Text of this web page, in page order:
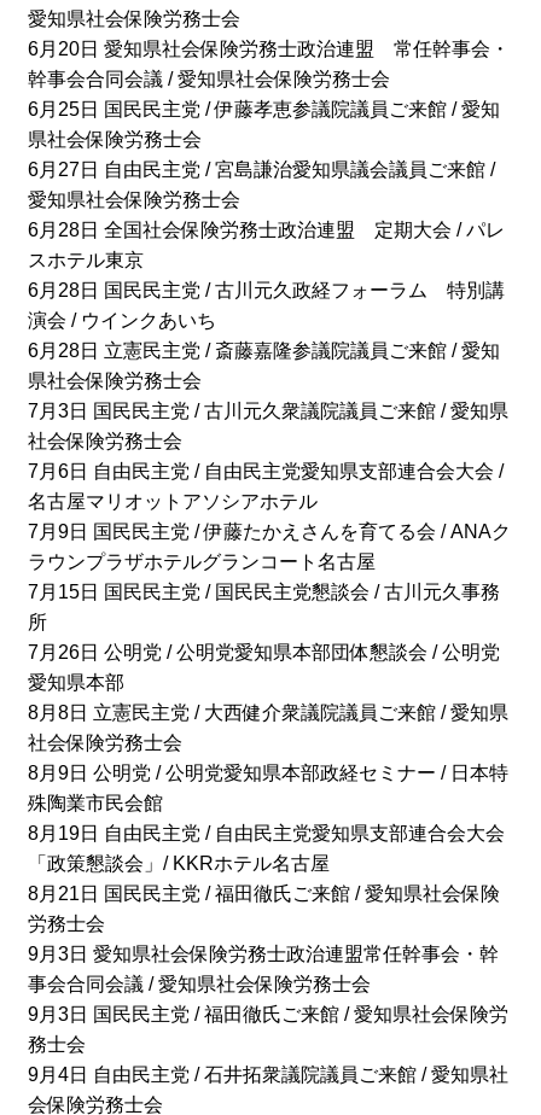
愛知県社会保険労務士会
6月20日 愛知県社会保険労務士政治連盟 常任幹事会・
幹事会合同会議 / 愛知県社会保険労務士会
6月25日 国民民主党 / 伊藤孝恵参議院議員ご来館 / 愛知
県社会保険労務士会
6月27日 自由民主党 / 宮島謙治愛知県議会議員ご来館 /
愛知県社会保険労務士会
6月28日 全国社会保険労務士政治連盟 定期大会 / パレ
スホテル東京
6月28日 国民民主党 / 古川元久政経フォーラム 特別講
演会 / ウインクあいち
6月28日 立憲民主党 / 斎藤嘉隆参議院議員ご来館 / 愛知
県社会保険労務士会
7月3日 国民民主党 / 古川元久衆議院議員ご来館 / 愛知県
社会保険労務士会
7月6日 自由民主党 / 自由民主党愛知県支部連合会大会 /
名古屋マリオットアソシアホテル
7月9日 国民民主党 / 伊藤たかえさんを育てる会 / ANAク
ラウンプラザホテルグランコート名古屋
7月15日 国民民主党 / 国民民主党懇談会 / 古川元久事務
所
7月26日 公明党 / 公明党愛知県本部団体懇談会 / 公明党
愛知県本部
8月8日 立憲民主党 / 大西健介衆議院議員ご来館 / 愛知県
社会保険労務士会
8月9日 公明党 / 公明党愛知県本部政経セミナー / 日本特
殊陶業市民会館
8月19日 自由民主党 / 自由民主党愛知県支部連合会大会
「政策懇談会」/ KKRホテル名古屋
8月21日 国民民主党 / 福田徹氏ご来館 / 愛知県社会保険
労務士会
9月3日 愛知県社会保険労務士政治連盟常任幹事会・幹
事会合同会議 / 愛知県社会保険労務士会
9月3日 国民民主党 / 福田徹氏ご来館 / 愛知県社会保険労
務士会
9月4日 自由民主党 / 石井拓衆議院議員ご来館 / 愛知県社
会保険労務士会